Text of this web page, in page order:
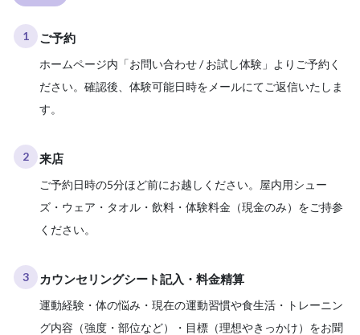
1 ご予約
ホームページ内「お問い合わせ / お試し体験」よりご予約く
ださい。確認後、体験可能日時をメールにてご返信いたしま
す。
2 来店
ご予約日時の5分ほど前にお越しください。屋内用シュー
ズ・ウェア・タオル・飲料・体験料金（現金のみ）をご持参
ください。
3 カウンセリングシート記入・料金精算
運動経験・体の悩み・現在の運動習慣や食生活・トレーニン
グ内容（強度・部位など）・目標（理想やきっかけ）をお聞